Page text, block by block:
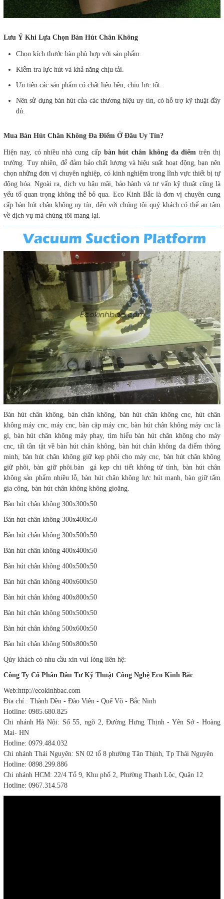
Lưu Ý Khi Lựa Chọn Bàn Hút Chân Không
Chọn kích thước bàn phù hợp với sản phẩm.
Kiểm tra lực hút và khả năng chịu tải.
Ưu tiên các sản phẩm có chất liệu bền, chịu lực tốt.
Nên sử dụng bàn hút của các thương hiệu uy tín, có hỗ trợ kỹ thuật đầy
đủ.
Mua Bàn Hút Chân Không Đa Điểm Ở Đâu Uy Tín?
Hiện nay, có nhiều nhà cung cấp bàn hút chân không đa điểm trên thị
trường. Tuy nhiên, để đảm bảo chất lượng và hiệu suất hoạt động, bạn nên
chọn những đơn vị chuyên nghiệp, có kinh nghiệm trong lĩnh vực thiết bị tự
động hóa. Ngoài ra, dịch vụ hậu mãi, bảo hành và tư vấn kỹ thuật cũng là
yếu tố quan trọng không thể bỏ qua. Eco Kinh Bắc là đơn vị chuyên cung
cấp bàn hút chân không uy tín, đến với chúng tôi quý khách có thể an tâm
về dịch vụ mà chúng tôi mang lại.
Bàn hút chân không, bàn chân không, bàn hút chân không cnc, hút chân
không máy cnc, máy cnc, bàn cặp máy cnc, bàn hút chân không máy cnc là
gì, bàn hút chân không máy phay, tìm hiểu bàn hút chân không cho máy
cnc, tất tần tật về bàn hút chân không, bàn hút chân không đa điểm thông
minh, bàn hút chân không giữ kẹp phôi cho máy cnc, bàn hút chân không
giữ phôi, bàn giữ phôi.bàn gá kẹp chi tiết không từ tính, bàn hút chân
không sản phẩm nhiều lỗ, bàn hút chân không lực hút mạnh, bàn giữ tấm
gia công, bàn hút chân không không gioăng.
Bàn hút chân không 300x300x50
Bàn hút chân không 300x400x50
Bàn hút chân không 300x500x50
Bàn hút chân không 400x400x50
Bàn hút chân không 400x500x50
Bàn hút chân không 400x600x50
Bàn hút chân không 400x800x50
Bàn hút chân không 500x500x50
Bàn hút chân không 500x600x50
Bàn hút chân không 500x800x50
Qúy khách có nhu cầu xin vui lòng liên hệ:
Công Ty Cổ Phần Đầu Tư Kỹ Thuật Công Nghệ Eco Kinh Bắc
Web:http://ecokinhbac.com
Địa chỉ : Thành Dền - Đào Viên - Quế Võ - Bắc Ninh
Hotline: 0985.680.825
Chi nhánh Hà Nội: Số 55, ngõ 2, Đường Hưng Thịnh - Yên Sở - Hoàng
Mai- HN
Hotline: 0979.484.032
Chi nhánh Thái Nguyên: SN 02 tổ 8 phường Tân Thịnh, Tp Thái Nguyên
Hotline: 0898.299.886
Chi nhánh HCM: 22/4 Tổ 9, Khu phố 2, Phường Thạnh Lộc, Quận 12
Hotline: 0967.314.578